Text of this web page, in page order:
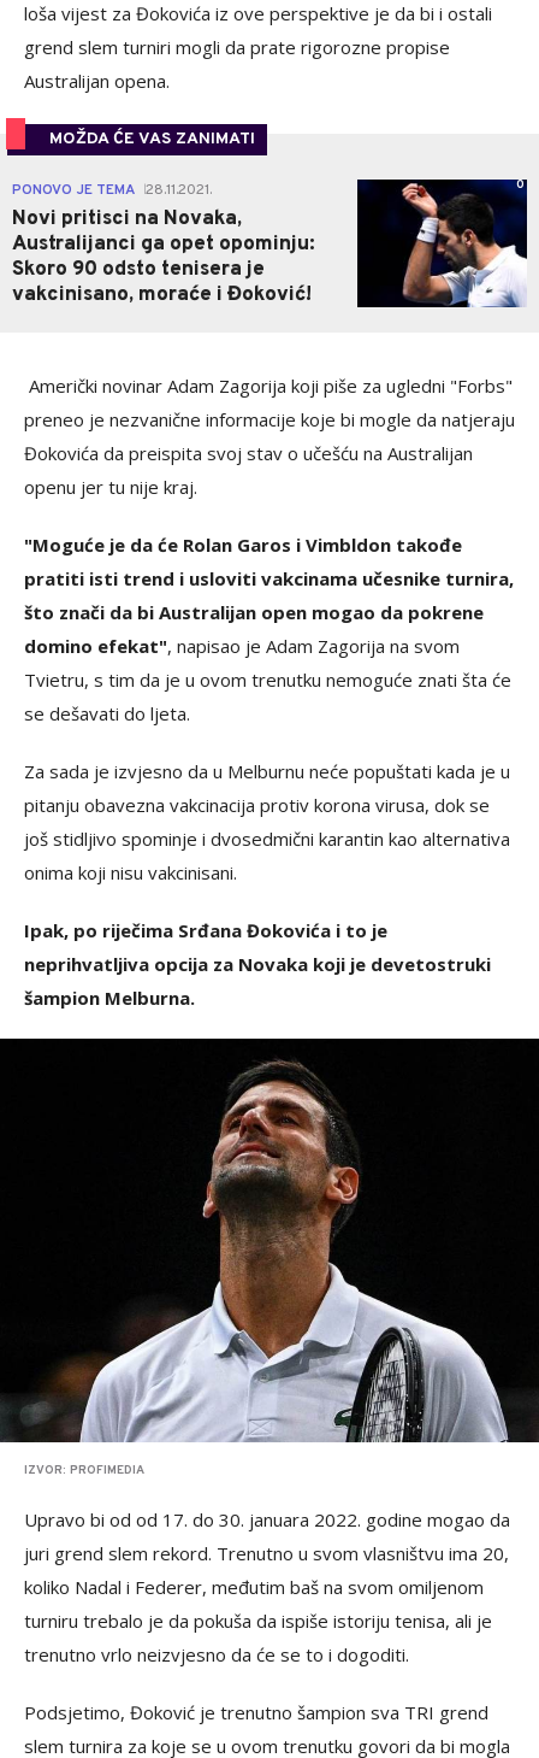
loša vijest za Đokovića iz ove perspektive je da bi i ostali
grend slem turniri mogli da prate rigorozne propise
Australijan opena.
MOŽDA ĆE VAS ZANIMATI
PONOVO JE TEMA 28.11.2021.
Novi pritisci na Novaka,
Australijanci ga opet opominju:
Skoro 90 odsto tenisera je
vakcinisano, moraće i Đoković!
0
Američki novinar Adam Zagorija koji piše za ugledni "Forbs"
preneo je nezvanične informacije koje bi mogle da natjeraju
Đokovića da preispita svoj stav o učešću na Australijan
openu jer tu nije kraj.
"Moguće je da će Rolan Garos i Vimbldon takođe
pratiti isti trend i usloviti vakcinama učesnike turnira,
što znači da bi Australijan open mogao da pokrene
domino efekat", napisao je Adam Zagorija na svom
Tvietru, s tim da je u ovom trenutku nemoguće znati šta će
se dešavati do ljeta.
Za sada je izvjesno da u Melburnu neće popuštati kada je u
pitanju obavezna vakcinacija protiv korona virusa, dok se
još stidljivo spominje i dvosedmični karantin kao alternativa
onima koji nisu vakcinisani.
Ipak, po riječima Srđana Đokovića i to je
neprihvatljiva opcija za Novaka koji je devetostruki
šampion Melburna.
IZVOR: PROFIMEDIA
Upravo bi od od 17. do 30. januara 2022. godine mogao da
juri grend slem rekord. Trenutno u svom vlasništvu ima 20,
koliko Nadal i Federer, međutim baš na svom omiljenom
turniru trebalo je da pokuša da ispiše istoriju tenisa, ali je
trenutno vrlo neizvjesno da će se to i dogoditi.
Podsjetimo, Đoković je trenutno šampion sva TRI grend
slem turnira za koje se u ovom trenutku govori da bi mogla